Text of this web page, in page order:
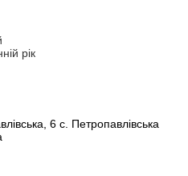
рік
6 с. Петропавлівська